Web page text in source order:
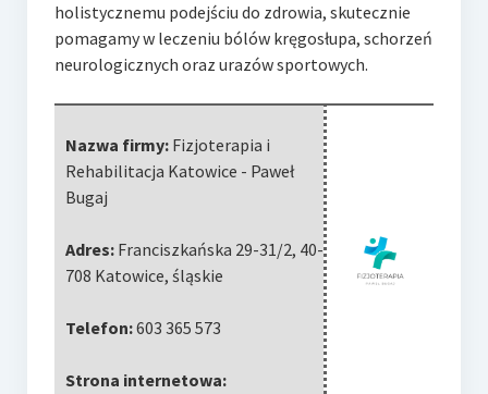
holistycznemu podejściu do zdrowia, skutecznie
pomagamy w leczeniu bólów kręgosłupa, schorzeń
neurologicznych oraz urazów sportowych.
Nazwa firmy: Fizjoterapia i
Rehabilitacja Katowice - Paweł
Bugaj
Adres: Franciszkańska 29-31/2, 40-
708 Katowice, śląskie
Telefon:603 365 573
Strona internetowa: